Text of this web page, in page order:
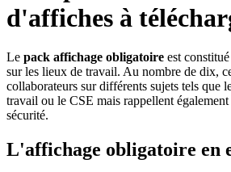
d'affiches à
Le pack affichage obligatoire est
sur les lieux de travail. Au nombre de dix,
collaborateurs sur différents sujets tels que
travail ou le CSE mais rappellent également
sécurité.
L'affichage obligatoire en